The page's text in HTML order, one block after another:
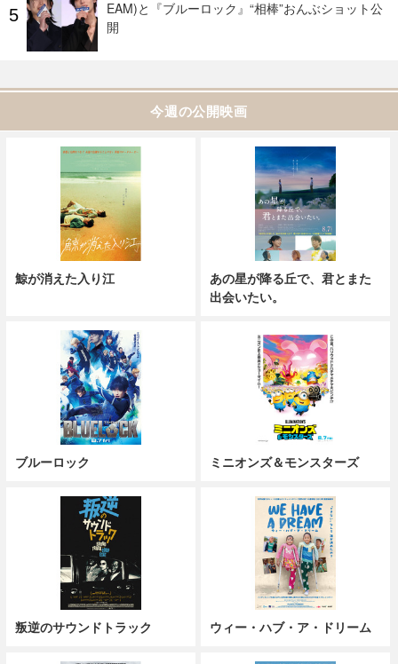
EAM)と『ブルーロック』“相棒”おんぶショット公
開
今週の公開映画
鯨が消えた入り江
あの星が降る丘で、君とまた
出会いたい。
ブルーロック ミニオンズ＆モンスターズ
叛逆のサウンドトラック ウィー・ハブ・ア・ドリーム